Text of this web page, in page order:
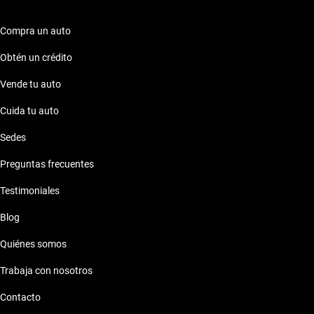
Compra un auto
Obtén un crédito
Vende tu auto
Cuida tu auto
Sedes
Preguntas frecuentes
Testimoniales
Blog
Quiénes somos
Trabaja con nosotros
Contacto